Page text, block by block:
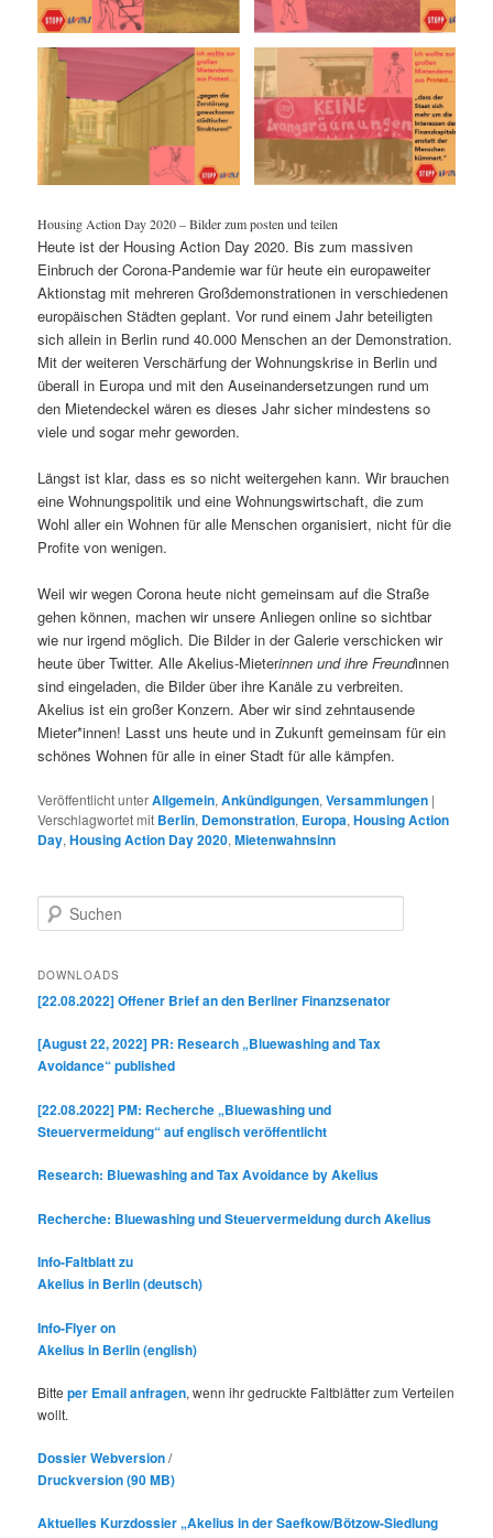
Housing Action Day 2020 – Bilder zum posten und teilen
Heute ist der Housing Action Day 2020. Bis zum massiven
Einbruch der Corona-Pandemie war für heute ein europaweiter
Aktionstag mit mehreren Großdemonstrationen in verschiedenen
europäischen Städten geplant. Vor rund einem Jahr beteiligten
sich allein in Berlin rund 40.000 Menschen an der Demonstration.
Mit der weiteren Verschärfung der Wohnungskrise in Berlin und
überall in Europa und mit den Auseinandersetzungen rund um
den Mietendeckel wären es dieses Jahr sicher mindestens so
viele und sogar mehr geworden.
Längst ist klar, dass es so nicht weitergehen kann. Wir brauchen
eine Wohnungspolitik und eine Wohnungswirtschaft, die zum
Wohl aller ein Wohnen für alle Menschen organisiert, nicht für die
Profite von wenigen.
Weil wir wegen Corona heute nicht gemeinsam auf die Straße
gehen können, machen wir unsere Anliegen online so sichtbar
wie nur irgend möglich. Die Bilder in der Galerie verschicken wir
heute über Twitter. Alle Akelius-Mieterinnen und ihre Freundinnen
sind eingeladen, die Bilder über ihre Kanäle zu verbreiten.
Akelius ist ein großer Konzern. Aber wir sind zehntausende
Mieter*innen! Lasst uns heute und in Zukunft gemeinsam für ein
schönes Wohnen für alle in einer Stadt für alle kämpfen.
Veröffentlicht unterAllgemein,Ankündigungen,Versammlungen |
Verschlagwortet mit Berlin, Demonstration, Europa,Housing Action
Day,Housing Action Day 2020,Mietenwahnsinn
u
h
n
DOWNLOADS
[22.08.2022] Offener Brief an den Berliner Finanzsenator
[August 22, 2022] PR: Research „Bluewashing and Tax
Avoidance“ published
[22.08.2022] PM: Recherche „Bluewashing und
Steuervermeidung“ auf englisch veröffentlicht
Research: Bluewashing and Tax Avoidance by Akelius
Recherche: Bluewashing und Steuervermeidung durch Akelius
Info-Faltblatt zu
Akelius in Berlin (deutsch)
Info-Flyer on
Akelius in Berlin (english)
Bitteper Email anfragen, wenn ihr gedruckte Faltblätter zum Verteilen
wollt.
Dossier Webversion/
Druckversion (90 MB)
Aktuelles Kurzdossier „Akelius in der Saefkow/Bötzow-Siedlung